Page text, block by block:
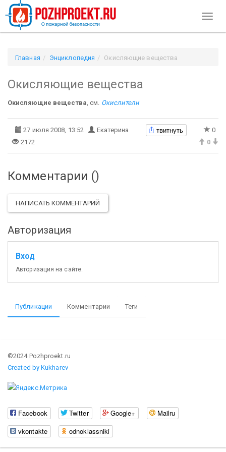
Главная Энциклопедия Окисляющие вещества
Окисляющие вещества
Окисляющие вещества , см. Окислители
27 июля 2008, 13:52 Екатерина твитнуть
0
2172
0
Комментарии ()
НАПИСАТЬ КОММЕНТАРИЙ
Авторизация
Вход
Авторизация на сайте.
Публикации Комментарии Теги
©2024 Pozhproekt.ru
Created by Kukharev
Facebook Twitter Google+
Mailru
vkontakte
odnoklassniki